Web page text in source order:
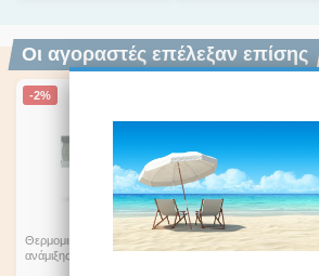
Οι αγοραστές επέλεξαν επίσης
-2%
€48,10
€49,00
Θερμομικτική βαλβίδα
ανάμιξης 1/2'' WATTS
€11,20
€11,60
Βαλβίδα ασφαλείας
Ηλιακών WATTS 8bar